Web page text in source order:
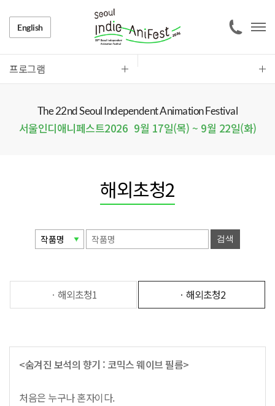
English
프로그램
The 22nd Seoul Independent Animation Festival
서울인디애니페스트2026 9월 17일(목) ~ 9월 22일(화)
해외초청2
검색
ㆍ해외초청1 ㆍ해외초청2
<숨겨진 보석의 향기 : 코믹스 웨이브 필름>
처음은 누구나 혼자이다.